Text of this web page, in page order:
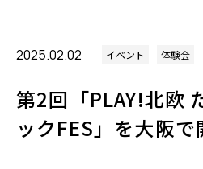
2025.02.02 イベント 体験会
第2回「PLAY!北欧
ックFES」を大阪で